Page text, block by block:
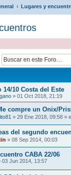
Lugares y
14/10 Costa del Este
» 01 Oct 2018, 21:19
compre un Onix/
» 29 Ene 2018, 09:58 »
del segundo
» 08 Sep 2014, 00:03
CABA 22/06
03 Jun 2014, 13:57